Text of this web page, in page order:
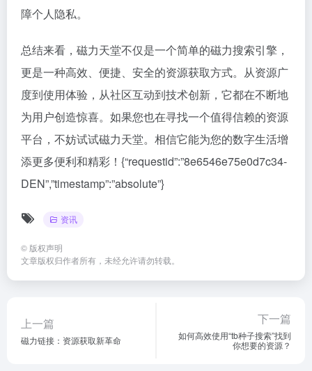
障个人隐私。
总结来看，磁力天堂不仅是一个简单的磁力搜索引擎 ，
更是一种高效、便捷、安全的资源获取方式。从资源广
度到使用体验，从社区互动到技术创新，它都在不断地
为用户创造惊喜。如果您也在寻找一个值得信赖的资源
平台，不妨试试磁力天堂。相信它能为您的数字生活增
添更多便利和精彩！{“requestid”:”8e6546e75e0d7c34-
DEN”,”timestamp”:”absolute”}
资讯
© 版权声明
文章版权归作者所有，未经允许请勿转载。
上一篇
磁力链接：资源获取新革命
下一篇
如何高效使用“tb种子搜索”找到
你想要的资源？